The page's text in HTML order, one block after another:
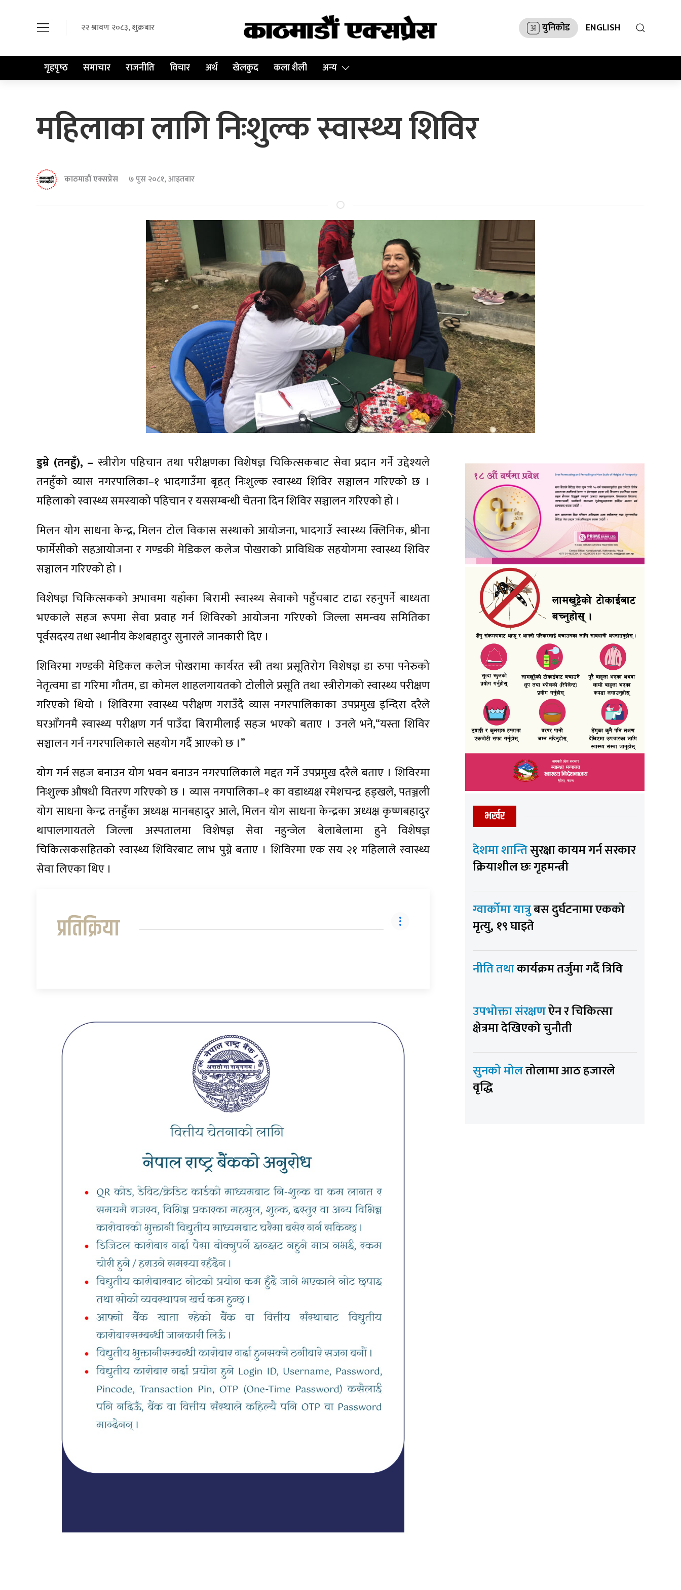
२२ श्रावण २०८३, शुक्रबार युनिकोड ENGLISH
गृहपृष्‍ठ समाचार राजनीति विचार अर्थ खेलकुद कला शैली अन्य
महिलाका लागि निःशुल्क स्वास्थ्य शिविर
काठमाडौं एक्सप्रेस ७ पुस २०८१, आइतबार
डुम्रे (तनहुँ), – स्त्रीरोग पहिचान तथा परीक्षणका विशेषज्ञ चिकित्सकबाट सेवा प्रदान गर्ने उद्देश्यले
तनहुँको व्यास नगरपालिका–१ भादगाउँमा बृहत् निःशुल्क स्वास्थ्य शिविर सञ्चालन गरिएको छ ।
महिलाको स्वास्थ्य समस्याको पहिचान र यससम्बन्धी चेतना दिन शिविर सञ्चालन गरिएको हो ।
मिलन योग साधना केन्द्र, मिलन टोल विकास सस्थाको आयोजना, भादगाउँ स्वास्थ्य क्लिनिक, श्रीना
फार्मेसीको सहआयोजना र गण्डकी मेडिकल कलेज पोखराको प्राविधिक सहयोगमा स्वास्थ्य शिविर
सञ्चालन गरिएको हो ।
विशेषज्ञ चिकित्सकको अभावमा यहाँका बिरामी स्वास्थ्य सेवाको पहुँचबाट टाढा रहनुपर्ने बाध्यता
भएकाले सहज रूपमा सेवा प्रवाह गर्न शिविरको आयोजना गरिएको जिल्ला समन्वय समितिका
पूर्वसदस्य तथा स्थानीय केशबहादुर सुनारले जानकारी दिए ।
शिविरमा गण्डकी मेडिकल कलेज पोखरामा कार्यरत स्त्री तथा प्रसूतिरोग विशेषज्ञ डा रुपा पनेरुको
नेतृत्वमा डा गरिमा गौतम, डा कोमल शाहलगायतको टोलीले प्रसूति तथा स्त्रीरोगको स्वास्थ्य परीक्षण
गरिएको थियो । शिविरमा स्वास्थ्य परीक्षण गराउँदै व्यास नगरपालिकाका उपप्रमुख इन्दिरा दरैले
घरआँगनमै स्वास्थ्य परीक्षण गर्न पाउँदा बिरामीलाई सहज भएको बताए । उनले भने,“यस्ता शिविर
सञ्चालन गर्न नगरपालिकाले सहयोग गर्दै आएको छ ।”
योग गर्न सहज बनाउन योग भवन बनाउन नगरपालिकाले मद्दत गर्ने उपप्रमुख दरैले बताए । शिविरमा
निःशुल्क औषधी वितरण गरिएको छ । व्यास नगपालिका–१ का वडाध्यक्ष रमेशचन्द्र हड्खले, पतञ्जली
योग साधना केन्द्र तनहुँका अध्यक्ष मानबहादुर आले, मिलन योग साधना केन्द्रका अध्यक्ष कृष्णबहादुर
थापालगायतले जिल्ला अस्पतालमा विशेषज्ञ सेवा नहुन्जेल बेलाबेलामा हुने विशेषज्ञ
चिकित्सकसहितको स्वास्थ्य शिविरबाट लाभ पुग्ने बताए । शिविरमा एक सय २१ महिलाले स्वास्थ्य
सेवा लिएका थिए ।
प्रतिक्रिया
भर्खर
देशमा शान्तिसुरक्षा कायम गर्न सरकार
क्रियाशील छः गृहमन्त्री
ग्वार्कोमा यात्रुबस दुर्घटनामा एकको
मृत्यु, १९ घाइते
नीति तथाकार्यक्रम तर्जुमा गर्दै त्रिवि
उपभोक्ता संरक्षणऐन र चिकित्सा
क्षेत्रमा देखिएको चुनौती
सुनको मोलतोलामा आठ हजारले
वृद्धि